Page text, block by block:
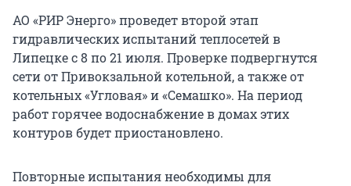
АО «РИР Энерго» проведет второй этап
гидравлических испытаний теплосетей в
Липецке с 8 по 21 июля. Проверке подвергнутся
сети от Привокзальной котельной, а также от
котельных «Угловая» и «Семашко». На период
работ горячее водоснабжение в домах этих
контуров будет приостановлено.
Повторные испытания необходимы для